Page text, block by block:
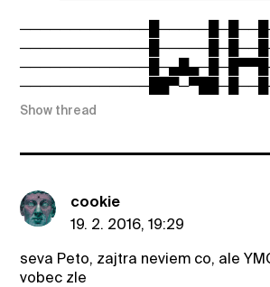
Show thread
cookie
19. 2. 2016, 19:29
seva Peto, zajtra neviem co, ale
vobec zle